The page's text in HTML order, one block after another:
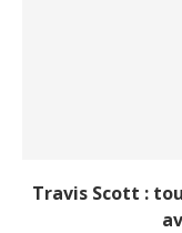
Travis Scott :